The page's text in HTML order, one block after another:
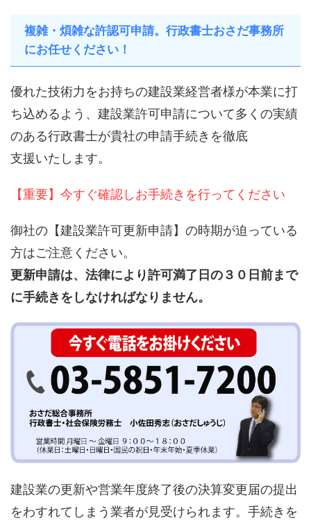
複雑・煩雑な許認可申請。行政書士おさだ事務所
にお任せください！
優れた技術力をお持ちの建設業経営者様が本業に打
ち込めるよう、建設業許可申請について多くの実績
のある行政書士が貴社の申請手続きを徹底
支援いたします。
【重要】今すぐ確認しお手続きを行ってください
御社の【建設業許可更新申請】の時期が迫っている
方はご注意ください。
更新申請は、法律により許可満了日の３０日前まで
に手続きをしなければなりません。
建設業の更新や営業年度終了後の決算変更届の提出
をわすれてしまう業者が見受けられます。手続きを